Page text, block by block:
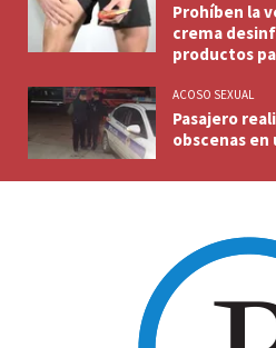
Prohíben la
crema
productos
ACOSO SEXUAL
Pasajero
obscenas